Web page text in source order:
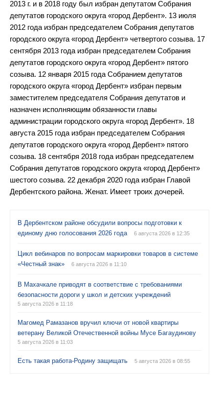
2013 г. и в 2018 году был избран депутатом Собрания
депутатов городского округа «город Дербент». 13 июля
2012 года избран председателем Собрания депутатов
городского округа «город Дербент» четвертого созыва. 17
сентября 2013 года избран председателем Собрания
депутатов городского округа «город Дербент» пятого
созыва. 12 января 2015 года Собранием депутатов
городского округа «город Дербент» избран первым
заместителем председателя Собрания депутатов и
назначен исполняющим обязанности главы
администрации городского округа «город Дербент». 18
августа 2015 года избран председателем Собрания
депутатов городского округа «город Дербент» пятого
созыва. 18 сентября 2018 года избран председателем
Собрания депутатов городского округа «город Дербент»
шестого созыва. 22 декабря 2020 года избран Главой
Дербентского района. Женат. Имеет троих дочерей.
В Дербентском районе обсудили вопросы подготовки к
единому дню голосования 2026 года
6 августа 2026 в 12:35
Цикл вебинаров по вопросам маркировки товаров в системе
«Честный знак»
6 августа 2026 в 11:10
В Махачкале приводят в соответствие с требованиями
безопасности дороги у школ и детских учреждений
5 августа 2026 в 11:18
Магомед Рамазанов вручил ключи от новой квартиры
ветерану Великой Отечественной войны Мусе Багаудинову
5 августа 2026 в 11:03
Есть такая работа-Родину защищать 5 августа 2026 в 08:55